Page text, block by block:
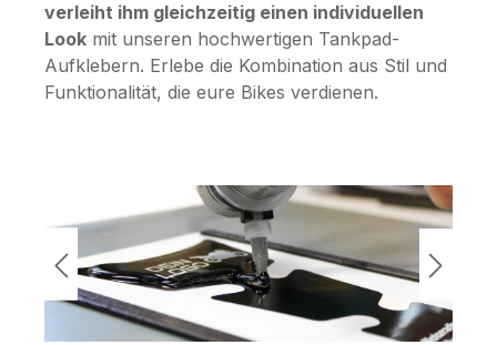
verleiht ihm gleichzeitig einen individuellen
Look mit unseren hochwertigen Tankpad-
Aufklebern. Erlebe die Kombination aus Stil und
Funktionalität, die eure Bikes verdienen.
Bildergalerie überspringen